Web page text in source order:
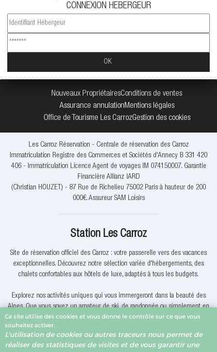
CONNEXION HEBERGEUR
Nouveaux PropriétairesConditions de ventes
Assurance annulationMentions légales
Office de Tourisme Les CarrozGestion des cookies
Les Carroz Réservation - Centrale de réservation des Carroz
Immatriculation Registre des Commerces et Sociétés d'Annecy B 331 420
406 - Immatriculation Licence Agent de voyages IM 074150007. Garantie
Financière Allianz IARD
(Christian HOUZET) - 87 Rue de Richelieu 75002 Paris à hauteur de 200
000€. Assureur SAM Loisirs
Station Les Carroz
Site de réservation officiel des Carroz : votre passerelle vers des vacances
exceptionnelles. Découvrez notre sélection variée d'hébergements, des
chalets confortables aux hôtels de luxe, adaptés à tous les budgets.
Explorez nos activités uniques qui vous immergeront dans la beauté des
Alpes. Que vous soyez un amateur de ski, de randonnée ou simplement en
quête de détente, nous avons quelque chose pour vous.
Pourquoi réserver avec nous? Nous offrons des offres exclusives, une
assistance client dévouée et la garantie du meilleur prix. Votre expérience
Ce site utilise des cookies et vous donne le contrôle sur ce que vous
souhaitez activer.
L'utilisation de cookies ou autres traceurs nous permet de
réaliser des statistiques de visites et de vous garantir une